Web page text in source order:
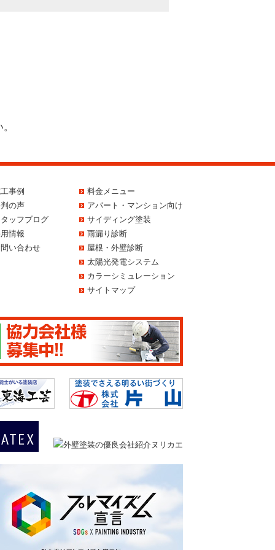
事例
の声
ッフブログ
情報
い合わせ
料金メニュー
アパート・マンション向け
サイディング塗装
雨漏り診断
屋根・外壁診断
太陽光発電システム
カラーシミュレーション
サイトマップ